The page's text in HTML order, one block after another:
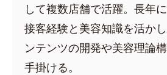
して複数店舗で活躍。長年
接客経験と美容知識を活か
ンテンツの開発や美容理論
手掛ける。